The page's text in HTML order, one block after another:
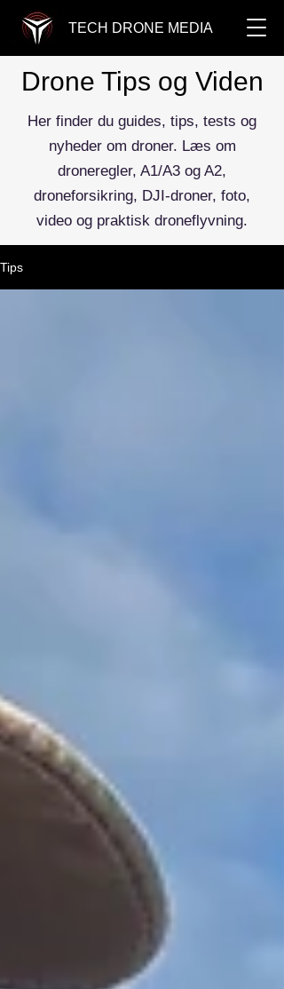
TECH DRONE MEDIA
Drone Tips og Viden
Her finder du guides, tips, tests og
nyheder om droner. Læs om
droneregler, A1/A3 og A2,
droneforsikring, DJI-droner, foto,
video og praktisk droneflyvning.
Tips